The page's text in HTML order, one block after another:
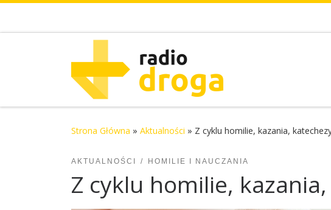
Strona Główna » Aktualności » Z cyklu homilie, kazania,
AKTUALNOŚCI HOMILIE I NAUCZANIA
Z cyklu homilie,